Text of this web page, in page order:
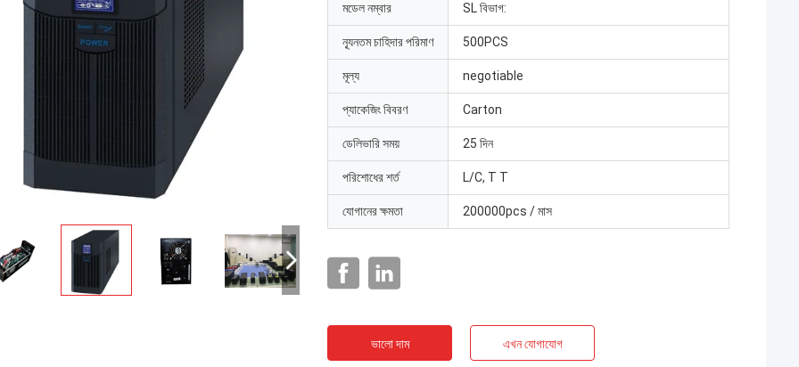
মডেল নম্বার SL বিভাগ:
ন্যূনতম চাহিদার পরিমাণ 500PCS
মূল্য negotiable
প্যাকেজিং বিবরণ Carton
ডেলিভারি সময় 25 দিন
পরিশোধের শর্ত L/C, T T
যোগানের ক্ষমতা 200000pcs / মাস
ভালো দাম এখন যোগাযোগ